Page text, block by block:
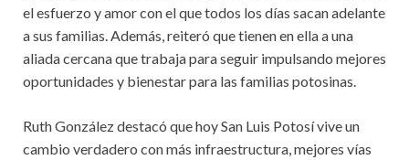
el esfuerzo y amor con el que todos los días sacan adelante
a sus familias. Además, reiteró que tienen en ella a una
aliada cercana que trabaja para seguir impulsando mejores
oportunidades y bienestar para las familias potosinas.
Ruth González destacó que hoy San Luis Potosí vive un
cambio verdadero con más infraestructura, mejores vías